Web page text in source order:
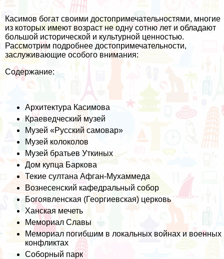
Касимов богат своими достопримечательностями, многие
из которых имеют возраст не одну сотню лет и обладают
большой исторической и культурной ценностью.
Рассмотрим подробнее достопримечательности,
заслуживающие особого внимания:
Содержание:
Архитектура Касимова
Краеведческий музей
Музей «Русский самовар»
Музей колоколов
Музей братьев Уткиных
Дом купца Баркова
Текие султана Афган-Мухаммеда
Вознесенский кафедральный собор
Богоявленская (Георгиевская) церковь
Ханская мечеть
Мемориал Славы
Мемориал погибшим в локальных войнах и военных
конфликтах
Соборный парк